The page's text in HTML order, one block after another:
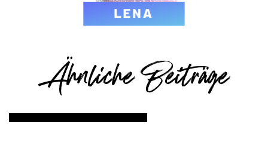
Ähnliche Beiträge